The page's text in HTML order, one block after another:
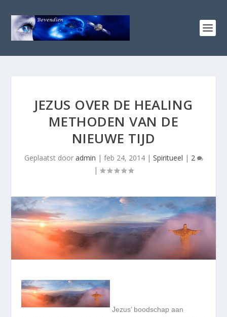
JEZUS OVER DE HEALING
METHODEN VAN DE
NIEUWE TIJD
Geplaatst door admin | feb 24, 2014| Spiritueel | 2
|
Jezus’ boodschap aan